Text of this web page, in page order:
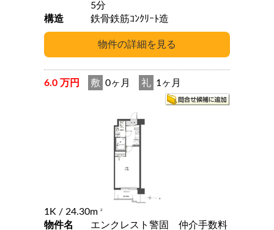
5分
構造
鉄骨鉄筋ｺﾝｸﾘｰﾄ造
6.0 万円 敷 0ヶ月 礼 1ヶ月
1K / 24.30m 2
物件名
エンクレスト警固 仲介手数料